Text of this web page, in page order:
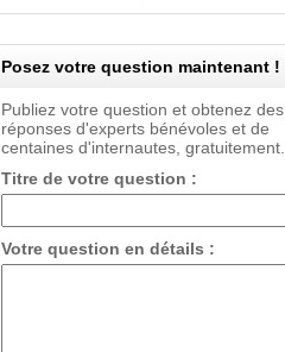
Posez votre question maintenant !
Publiez votre question et obtenez des
réponses d'experts bénévoles et de
centaines d'internautes, gratuitement.
Titre de votre question :
Votre question en détails :